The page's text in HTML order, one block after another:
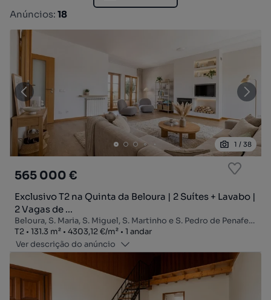
Anúncios: 18
1 / 38
565 000 €
Exclusivo T2 na Quinta da Beloura | 2 Suítes + Lavabo |
2 Vagas de ...
Beloura, S. Maria, S. Miguel, S. Martinho e S. Pedro de Penaferrim, Sintra, Lisboa
Tipologia
T2
Zona131.3 m²
Preço por metro quadrado
4303,12 €/m²
Andar
1 andar
Ver descrição do anúncio